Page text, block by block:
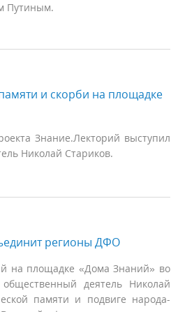
Путиным.
и скорби на площадке
Знание.Лекторий выступил
Николай Стариков.
регионы ДФО
на площадке «Дома Знаний» во
деятель Николай
памяти и подвиге народа-